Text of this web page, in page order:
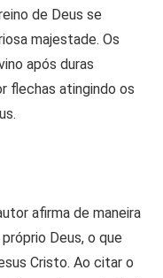
de Deus se
majestade. Os
após duras
flechas atingindo os
afirma de maneira
Deus, o que
Cristo. Ao citar o